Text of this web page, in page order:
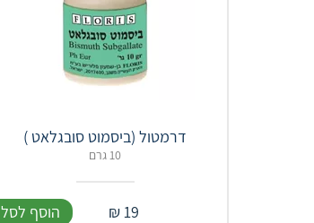
דרמטול (ביסמוט סובגלאט )
10 גרם
19
₪ הוסף לסל